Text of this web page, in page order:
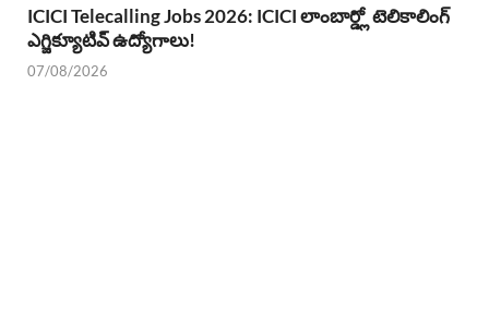
ICICI Telecalling Jobs 2026: ICICI లాంబార్డ్లో టెలికాలింగ్
ఎగ్జిక్యూటివ్ ఉద్యోగాలు!
07/08/2026